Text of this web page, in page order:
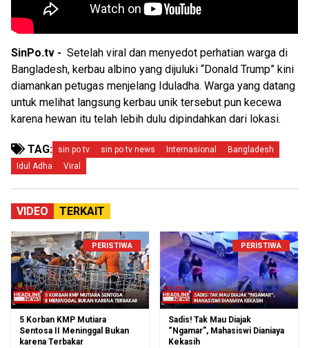
SinPo.tv - Setelah viral dan menyedot perhatian warga di
Bangladesh, kerbau albino yang dijuluki “Donald Trump” kini
diamankan petugas menjelang Iduladha. Warga yang datang
untuk melihat langsung kerbau unik tersebut pun kecewa
karena hewan itu telah lebih dulu dipindahkan dari lokasi.
TAG: sin po tv sin po tv news Internasional
Bangladesh
Idul Adha
Viral
VIDEO TERKAIT
PERISTIWA
5 Korban KMP Mutiara
Sentosa II Meninggal Bukan
karena Terbakar
PERISTIWA
Sadis! Tak Mau Diajak
“Ngamar”, Mahasiswi Dianiaya
Kekasih